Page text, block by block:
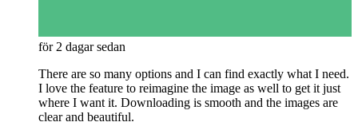
för 2 dagar sedan
There are so many options and I can find exactly what I need.
I love the feature to reimagine the image as well to get it just
where I want it. Downloading is smooth and the images are
clear and beautiful.